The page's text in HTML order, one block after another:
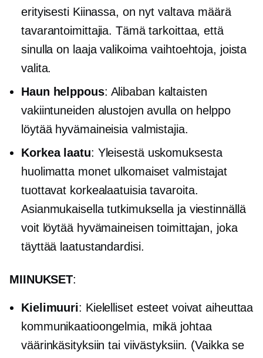
erityisesti Kiinassa, on nyt valtava määrä
tavarantoimittajia. Tämä tarkoittaa, että
sinulla on laaja valikoima vaihtoehtoja, joista
valita.
Haun helppous: Alibaban kaltaisten
vakiintuneiden alustojen avulla on helppo
löytää hyvämaineisia valmistajia.
Korkea laatu: Yleisestä uskomuksesta
huolimatta monet ulkomaiset valmistajat
tuottavat korkealaatuisiatavaroita.
Asianmukaisella tutkimuksella ja viestinnällä
voit löytää hyvämaineisen toimittajan, joka
täyttää laatustandardisi.
MIINUKSET:
Kielimuuri: Kielelliset esteet voivat aiheuttaa
kommunikaatioongelmia, mikä johtaa
väärinkäsityksiin tai viivästyksiin. (Vaikka se